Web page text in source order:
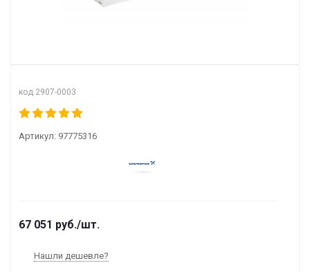
код 2907-0003
Артикул: 97775316
67 051 руб./шт.
Нашли дешевле?